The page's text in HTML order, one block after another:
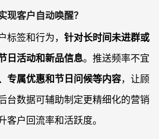
现客户自动唤醒？
标签和行为， 针对长时间未进群或
日活动和新品信息。推送频率不宜
专属优惠和节日问候等内容，让顾
台数据可辅助制定更精细化的营销
户回流率和活跃度。